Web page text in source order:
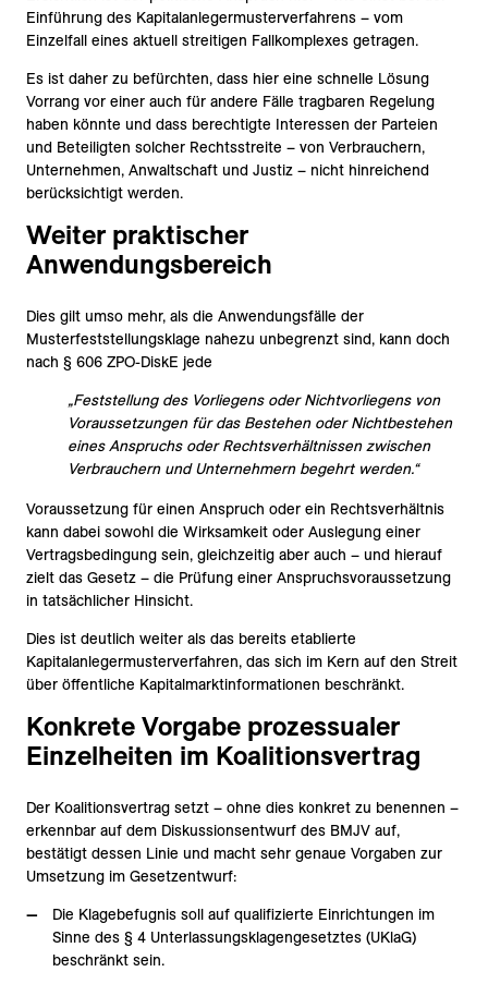
Einführung des Kapitalanlegermusterverfahrens – vom
Einzelfall eines aktuell streitigen Fallkomplexes getragen.
Es ist daher zu befürchten, dass hier eine schnelle Lösung
Vorrang vor einer auch für andere Fälle tragbaren Regelung
haben könnte und dass berechtigte Interessen der Parteien
und Beteiligten solcher Rechtsstreite – von Verbrauchern,
Unternehmen, Anwaltschaft und Justiz – nicht hinreichend
berücksichtigt werden.
Weiter praktischer
Anwendungsbereich
Dies gilt umso mehr, als die Anwendungsfälle der
Musterfeststellungsklage nahezu unbegrenzt sind, kann doch
nach § 606 ZPO-DiskE jede
„Feststellung des Vorliegens oder Nichtvorliegens von
Voraussetzungen für das Bestehen oder Nichtbestehen
eines Anspruchs oder Rechtsverhältnissen zwischen
Verbrauchern und Unternehmern begehrt werden.“
Voraussetzung für einen Anspruch oder ein Rechtsverhältnis
kann dabei sowohl die Wirksamkeit oder Auslegung einer
Vertragsbedingung sein, gleichzeitig aber auch – und hierauf
zielt das Gesetz – die Prüfung einer Anspruchsvoraussetzung
in tatsächlicher Hinsicht.
Dies ist deutlich weiter als das bereits etablierte
Kapitalanlegermusterverfahren, das sich im Kern auf den Streit
über öffentliche Kapitalmarktinformationen beschränkt.
Konkrete Vorgabe prozessualer
Einzelheiten im Koalitionsvertrag
Der Koalitionsvertrag setzt – ohne dies konkret zu benennen –
erkennbar auf dem Diskussionsentwurf des BMJV auf,
bestätigt dessen Linie und macht sehr genaue Vorgaben zur
Umsetzung im Gesetzentwurf:
Die Klagebefugnis soll auf qualifizierte Einrichtungen im
Sinne des § 4 Unterlassungsklagengesetztes (UKlaG)
beschränkt sein.